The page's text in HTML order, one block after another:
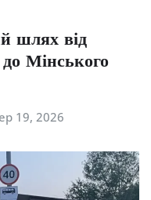
шлях від
Мінського
19, 2026